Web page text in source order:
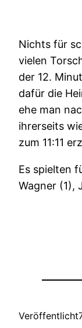
Nichts für
vielen
der 12.
dafür die
ehe man
ihrerseits
zum 11:11
Es spielten
Wagner (1),
Veröffentlicht